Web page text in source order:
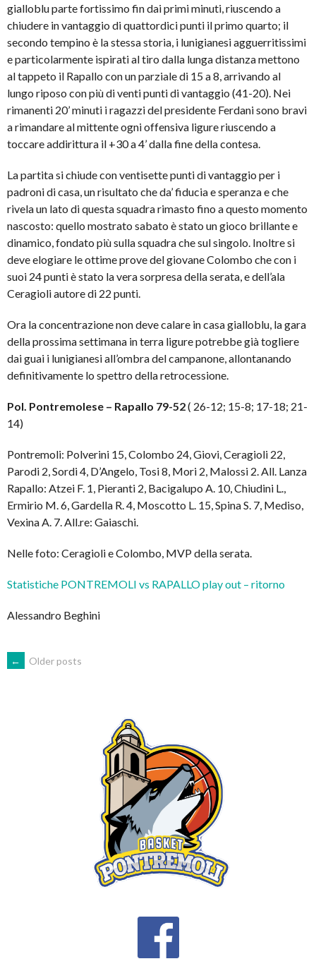
gialloblu parte fortissimo fin dai primi minuti, riuscendo a
chiudere in vantaggio di quattordici punti il primo quarto; il
secondo tempino è la stessa storia, i lunigianesi agguerritissimi
e particolarmente ispirati al tiro dalla lunga distanza mettono
al tappeto il Rapallo con un parziale di 15 a 8, arrivando al
lungo riposo con più di venti punti di vantaggio (41-20). Nei
rimanenti 20’ minuti i ragazzi del presidente Ferdani sono bravi
a rimandare al mittente ogni offensiva ligure riuscendo a
toccare addirittura il +30 a 4’ dalla fine della contesa.
La partita si chiude con ventisette punti di vantaggio per i
padroni di casa, un risultato che da’ fiducia e speranza e che
rivela un lato di questa squadra rimasto fino a questo momento
nascosto: quello mostrato sabato è stato un gioco brillante e
dinamico, fondato più sulla squadra che sul singolo. Inoltre si
deve elogiare le ottime prove del giovane Colombo che con i
suoi 24 punti è stato la vera sorpresa della serata, e dell’ala
Ceragioli autore di 22 punti.
Ora la concentrazione non deve calare in casa gialloblu, la gara
della prossima settimana in terra ligure potrebbe già togliere
dai guai i lunigianesi all’ombra del campanone, allontanando
definitivamente lo spettro della retrocessione.
Pol. Pontremolese – Rapallo 79-52( 26-12; 15-8; 17-18; 21-
14)
Pontremoli: Polverini 15, Colombo 24, Giovi, Ceragioli 22,
Parodi 2, Sordi 4, D’Angelo, Tosi 8, Mori 2, Malossi 2. All. Lanza
Rapallo: Atzei F. 1, Pieranti 2, Bacigalupo A. 10, Chiudini L.,
Ermirio M. 6, Gardella R. 4, Moscotto L. 15, Spina S. 7, Mediso,
Vexina A. 7. All.re: Gaiaschi.
Nelle foto: Ceragioli e Colombo, MVP della serata.
Statistiche PONTREMOLI vs RAPALLO play out – ritorno
Alessandro Beghini
POSTS
← Older posts